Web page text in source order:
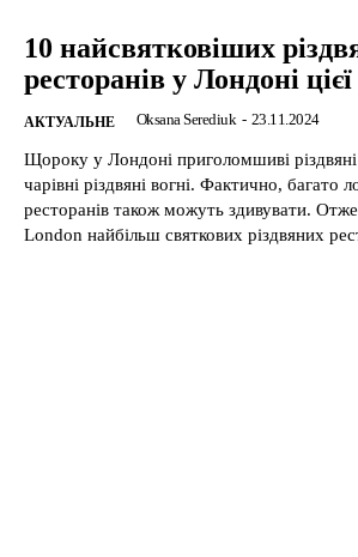
10 найсвятковіших
ресторанів у Лондоні
АКТУАЛЬНЕ Oksana Serediuk - 23.11.2024
Щороку у Лондоні приголомшиві різдвяні
чарівні різдвяні вогні. Фактично, багато
ресторанів також можуть здивувати.
London найбільш святкових різдвяних